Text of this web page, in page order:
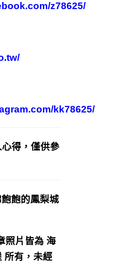
z78625/
kk78625/
得，僅供參
飽的鳳梨城
照片皆為海
所有，未經